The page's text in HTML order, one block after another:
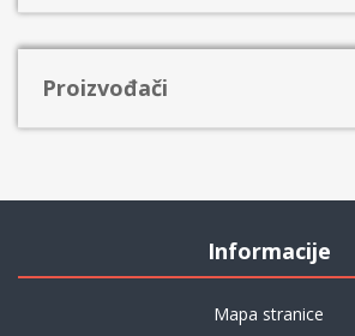
Proizvođači
Informacije
Mapa stranice